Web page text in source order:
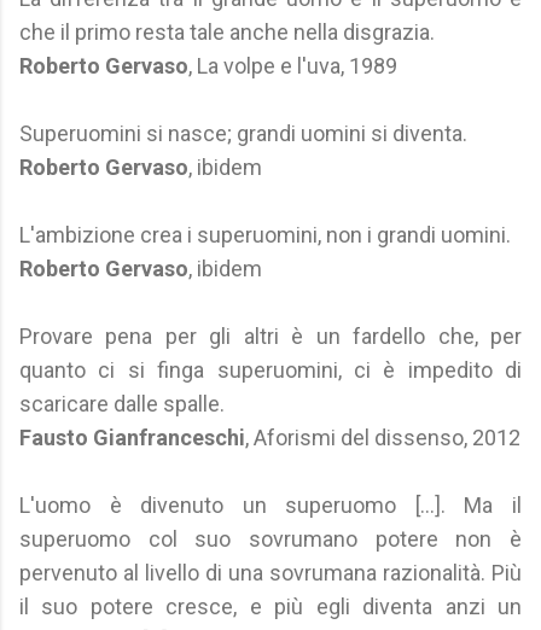
che il primo resta tale anche nella disgrazia.
Roberto Gervaso, La volpe e l'uva, 1989
Superuomini si nasce; grandi uomini si diventa.
Roberto Gervaso, ibidem
L'ambizione crea i superuomini, non i grandi uomini.
Roberto Gervaso, ibidem
Provare pena per gli altri è un fardello che, per
quanto ci si finga superuomini, ci è impedito di
scaricare dalle spalle.
Fausto Gianfranceschi, Aforismi del dissenso, 2012
L'uomo è divenuto un superuomo [...]. Ma il
superuomo col suo sovrumano potere non è
pervenuto al livello di una sovrumana razionalità. Più
il suo potere cresce, e più egli diventa anzi un